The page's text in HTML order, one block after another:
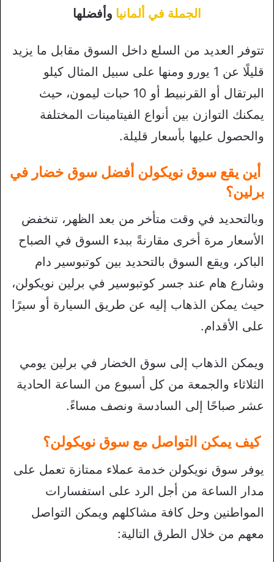
الجملة في ألمانيا وأفضلها
تتوفر العديد من السلع داخل السوق مقابل ما يزيد
قليلًا عن 1 يورو ومنها على سبيل المثال كيلو
البرتقال أو القرنبيط أو 10 حبات ليمون، حيث
يمكنك التوازن بين أنواع الفيتامينات المختلفة
والحصول عليها بأسعار قليلة.
أين يقع سوق نويكولن أفضل سوق خضار في
برلين؟
وبالتحديد في وقت متأخر من بعد الظهر، تنخفض
الأسعار مرة أخرى مقارنةً ببدء السوق في الصباح
الباكر، ويقع السوق بالتحديد بين كوتبوسير دام
وشارع هام عند جسر كوتبوسير في برلين نويكولن،
حيث يمكن الذهاب إليه عن طريق السيارة أو سيرًا
على الأقدام.
ويمكن الذهاب إلى سوق الخضار في برلين يومي
الثلاثاء والجمعة من كل أسبوع من الساعة الحادية
عشر صباحًا إلى السادسة ونصف مساءً.
كيف يمكن التواصل مع سوق نويكولن؟
يوفر سوق نويكولن خدمة عملاء ممتازة تعمل على
مدار الساعة من أجل الرد على استفسارات
المواطنين وحل كافة مشاكلهم ويمكن التواصل
معهم من خلال الطرق التالية: